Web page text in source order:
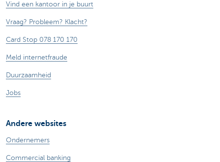
Vind een kantoor in je buurt
Vraag? Probleem? Klacht?
Card Stop 078 170 170
Meld internetfraude
Duurzaamheid
Jobs
Andere websites
Ondernemers
Commercial banking